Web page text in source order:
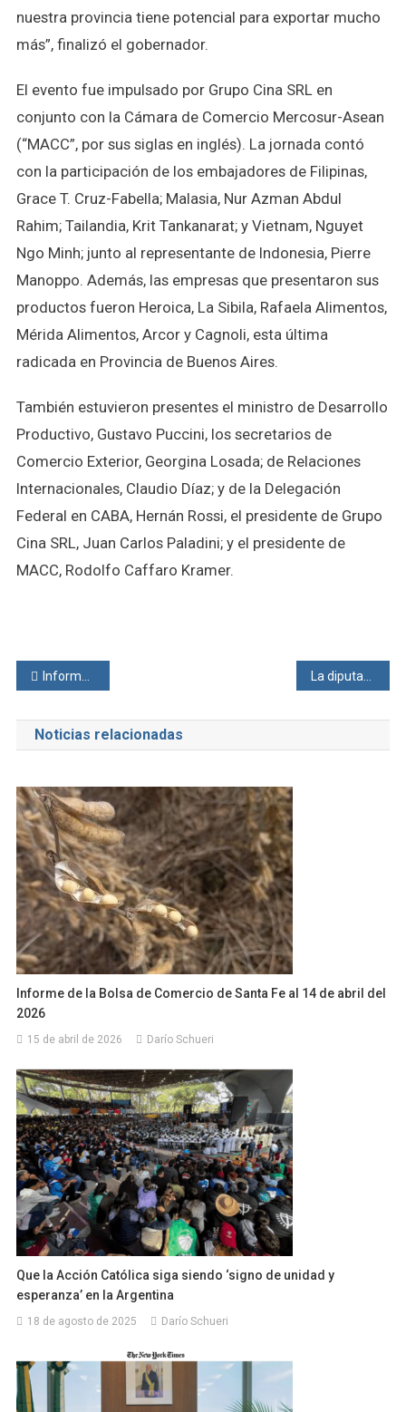
nuestra provincia tiene potencial para exportar mucho
más”, finalizó el gobernador.
El evento fue impulsado por Grupo Cina SRL en
conjunto con la Cámara de Comercio Mercosur-Asean
(“MACC”, por sus siglas en inglés). La jornada contó
con la participación de los embajadores de Filipinas,
Grace T. Cruz-Fabella; Malasia, Nur Azman Abdul
Rahim; Tailandia, Krit Tankanarat; y Vietnam, Nguyet
Ngo Minh; junto al representante de Indonesia, Pierre
Manoppo. Además, las empresas que presentaron sus
productos fueron Heroica, La Sibila, Rafaela Alimentos,
Mérida Alimentos, Arcor y Cagnoli, esta última
radicada en Provincia de Buenos Aires.
También estuvieron presentes el ministro de Desarrollo
Productivo, Gustavo Puccini, los secretarios de
Comercio Exterior, Georgina Losada; de Relaciones
Internacionales, Claudio Díaz; y de la Delegación
Federal en CABA, Hernán Rossi, el presidente de Grupo
Cina SRL, Juan Carlos Paladini; y el presidente de
MACC, Rodolfo Caffaro Kramer.
Navegación
de
entradas
Informe de la Bolsa de Comercio de Santa Fe al 8 de octubre del 2024
Noticias relacionadas
Informe de la Bolsa de Comercio de Santa Fe al 14 de abril del
2026
15 de abril de 2026 Darío Schueri
Que la Acción Católica siga siendo ‘signo de unidad y
esperanza’ en la Argentina
18 de agosto de 2025 Darío Schueri